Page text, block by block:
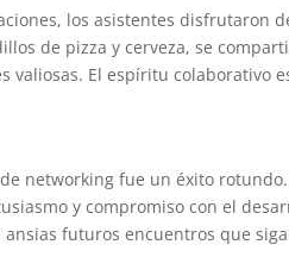
los asistentes disfrutaron
de pizza y cerveza, se
valiosas. El espíritu colaborativo
networking fue un éxito
y compromiso con el
ansias futuros encuentros que